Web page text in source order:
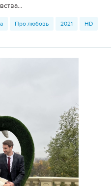
Про любовь 2021 HD